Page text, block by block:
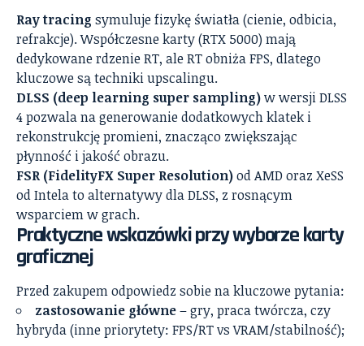
Ray tracing symuluje fizykę światła (cienie, odbicia,
refrakcje). Współczesne karty (RTX 5000) mają
dedykowane rdzenie RT, ale RT obniża FPS, dlatego
kluczowe są techniki upscalingu.
DLSS (deep learning super sampling)w wersji DLSS
4 pozwala na generowanie dodatkowych klatek i
rekonstrukcję promieni, znacząco zwiększając
płynność i jakość obrazu.
FSR (FidelityFX Super Resolution)od AMD oraz XeSS
od Intela to alternatywy dla DLSS, z rosnącym
wsparciem w grach.
Praktyczne wskazówki przy wyborze karty
graficznej
Przed zakupem odpowiedz sobie na kluczowe pytania:
zastosowanie główne– gry, praca twórcza, czy
hybryda (inne priorytety: FPS/RT vs VRAM/stabilność);